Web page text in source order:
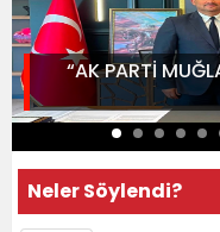
“AK PARTİ
Neler Söylendi?